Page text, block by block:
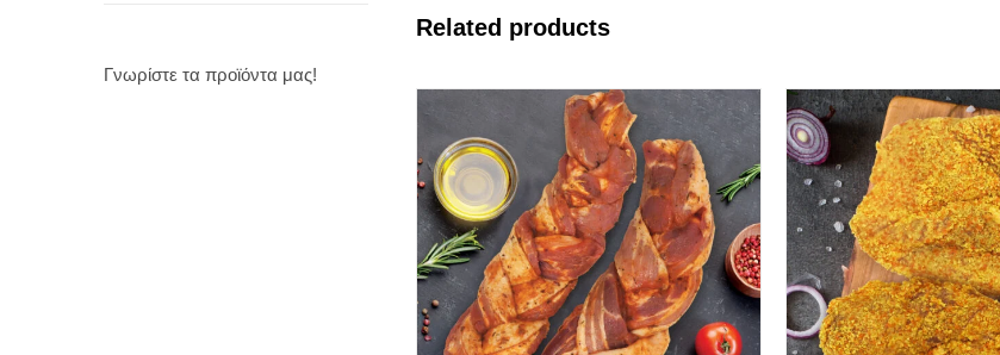
Related products
Γνωρίστε τα προϊόντα μας!